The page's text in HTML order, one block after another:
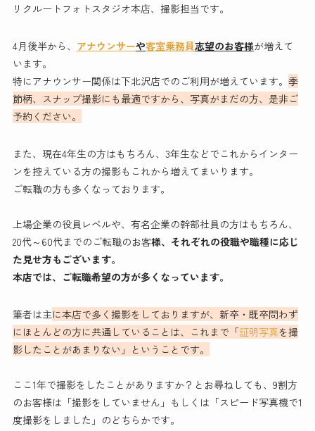
リクルートフォトスタジオ本店、撮影担当です。
4月後半から、 アナウンサーや客室乗務員志望のお客様が増えて
います。
特にアナウンサー関係は下北沢店でのご利用が増えています。 季
節柄、スナップ撮影にも最適ですから、写真がまだの方、是非ご
予約ください。
また、現在4年生の方はもちろん、3年生などでこれからインター
ンを控えている方の撮影もこれから増えてまいります。
ご転職の方も多くなっております。
上場企業の役員レベルや、有名企業の幹部社員の方はもちろん、
20代～60代までのご転職のお客様、それぞれの役職や職種に応じ
た見せ方もございます。
本店では、ご転職希望の方が多くなっています。
筆者は主に本店で多く撮影をしておりますが、新卒・既卒問わず
にほとんどの方に共通していることは、これまで「証明写真を撮
影したことがあまりない」ということです。
ここ1年で撮影をしたことがありますか？とお尋ねしても、9割方
のお客様は「撮影をしていません」もしくは「スピード写真機で1
度撮影をしました」のどちらかです。